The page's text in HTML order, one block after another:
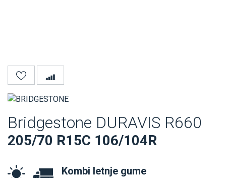
Bridgestone DURAVIS R660
205/70 R15C 106/104R
Kombi letnje gume